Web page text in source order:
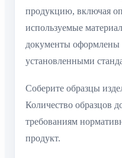
продукцию, включая
используемые
документы оформлены
установленными
Соберите образцы
Количество образцов
требованиям
продукт.